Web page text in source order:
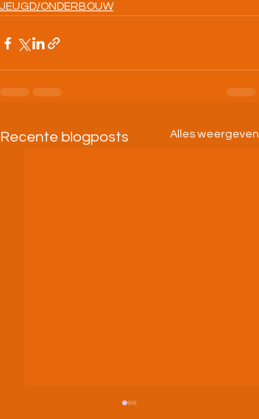
JEUGD/ONDERBOUW
Recente blogposts Alles weergeven